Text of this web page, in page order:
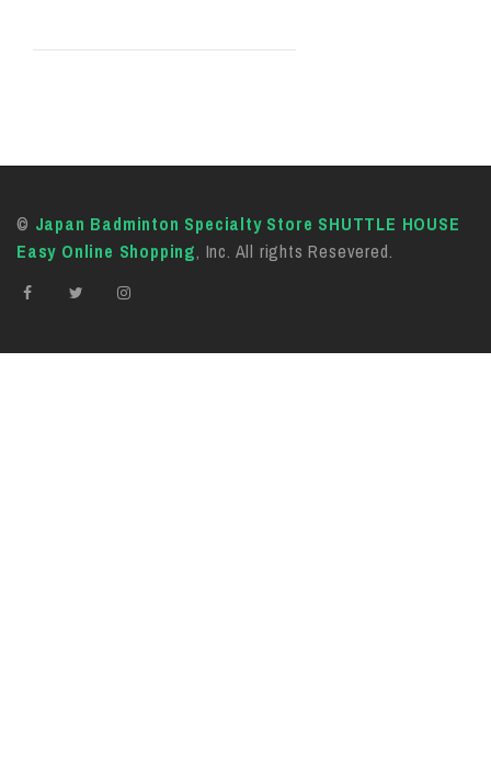
© Japan Badminton Specialty Store SHUTTLE HOUSE
Easy Online Shopping, Inc. All rights Resevered.